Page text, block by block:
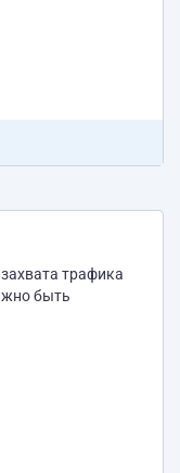
трафика
быть